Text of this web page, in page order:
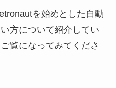
を始めとした 自動
方について紹介 してい
覧になってみてくださ